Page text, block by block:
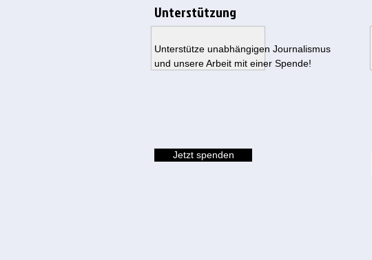
Unterstütze unabhängigen Journalismus
und unsere Arbeit mit einer Spende!
Jetzt spenden
Unterstützung